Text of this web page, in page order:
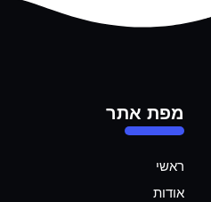
מפת אתר
ראשי
אודות